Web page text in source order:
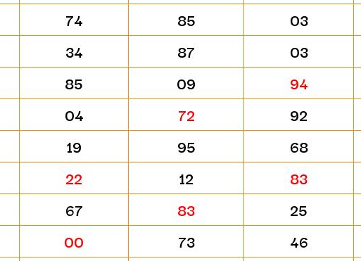
74 85 03
34 87 03
85 09 94
04 72 92
19 95 68
22 12 83
67 83 25
00 73 46